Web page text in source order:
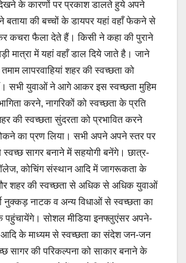
के कारणों पर प्रकाश डालते हुये अपने
बताया की बच्चों के डायपर यहां वहाँ फेकने से
कचरा फैला देते हैं। किसी ने कहा की पुराने
मात्रा में यहां वहाँ डाल दिये जाते है। जाने
लापरवाहियां शहर की स्वच्छता को
सभी युवाओं ने आगे आकर इस स्वच्छता मुहिम
करने, नागरिकों को स्वच्छता के प्रति
की स्वच्छता सुंदरता को प्रभावित करने
का प्रण लिया। सभी अपने अपने स्तर पर
सागर बनाने में सहयोगी बनेंगे। छात्र-
कोचिंग संस्थान आदि में जागरूकता के
शहर की स्वच्छता से अधिक से अधिक युवाओं
नुक्कड़ नाटक व अन्य विधाओं से स्वच्छता का
सोशल मीडिया इनफ्लुएंसर अपने-
आदि के माध्यम से स्वच्छता का संदेश जन-जन
सागर की परिकल्पना को साकार बनाने के